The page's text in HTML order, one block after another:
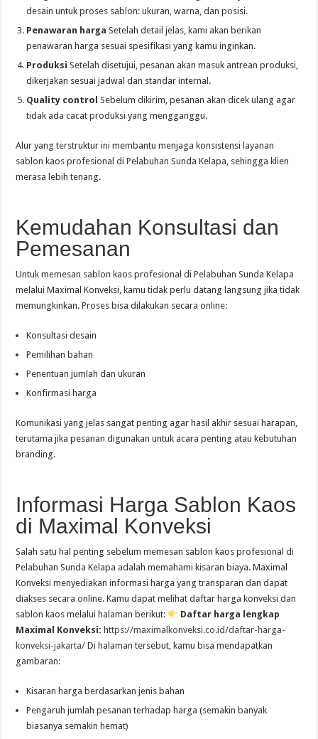
desain untuk proses sablon: ukuran, warna, dan posisi.
Penawaran harga Setelah detail jelas, kami akan berikan
penawaran harga sesuai spesifikasi yang kamu inginkan.
Produksi Setelah disetujui, pesanan akan masuk antrean produksi,
dikerjakan sesuai jadwal dan standar internal.
Quality control Sebelum dikirim, pesanan akan dicek ulang agar
tidak ada cacat produksi yang mengganggu.
Alur yang terstruktur ini membantu menjaga konsistensi layanan
sablon kaos profesional di Pelabuhan Sunda Kelapa, sehingga klien
merasa lebih tenang.
Kemudahan Konsultasi dan
Pemesanan
Untuk memesan sablon kaos profesional di Pelabuhan Sunda Kelapa
melalui Maximal Konveksi, kamu tidak perlu datang langsung jika tidak
memungkinkan. Proses bisa dilakukan secara online:
Konsultasi desain
Pemilihan bahan
Penentuan jumlah dan ukuran
Konfirmasi harga
Komunikasi yang jelas sangat penting agar hasil akhir sesuai harapan,
terutama jika pesanan digunakan untuk acara penting atau kebutuhan
branding.
Informasi Harga Sablon Kaos
di Maximal Konveksi
Salah satu hal penting sebelum memesan sablon kaos profesional di
Pelabuhan Sunda Kelapa adalah memahami kisaran biaya. Maximal
Konveksi menyediakan informasi harga yang transparan dan dapat
diakses secara online. Kamu dapat melihat daftar harga konveksi dan
sablon kaos melalui halaman berikut:
Daftar harga lengkap
Maximal Konveksi: https://maximalkonveksi.co.id/daftar-harga-
konveksi-jakarta/ Di halaman tersebut, kamu bisa mendapatkan
gambaran:
Kisaran harga berdasarkan jenis bahan
Pengaruh jumlah pesanan terhadap harga (semakin banyak
biasanya semakin hemat)